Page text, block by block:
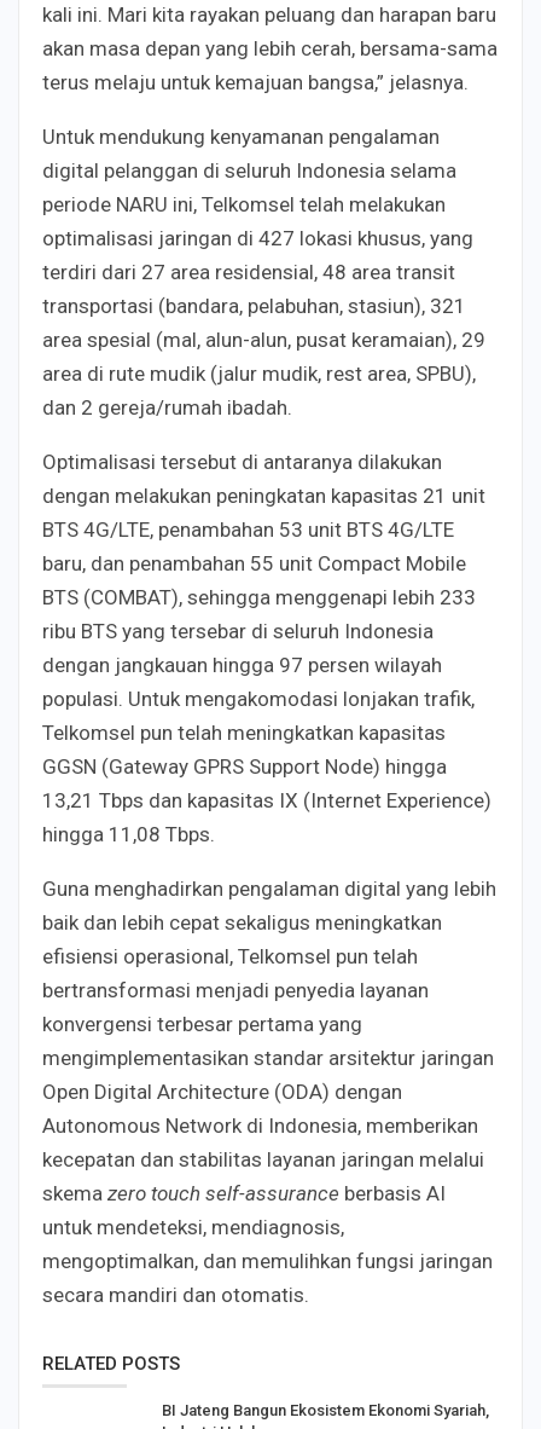
kali ini. Mari kita rayakan peluang dan harapan baru
akan masa depan yang lebih cerah, bersama-sama
terus melaju untuk kemajuan bangsa,” jelasnya.
Untuk mendukung kenyamanan pengalaman
digital pelanggan di seluruh Indonesia selama
periode NARU ini, Telkomsel telah melakukan
optimalisasi jaringan di 427 lokasi khusus, yang
terdiri dari 27 area residensial, 48 area transit
transportasi (bandara, pelabuhan, stasiun), 321
area spesial (mal, alun-alun, pusat keramaian), 29
area di rute mudik (jalur mudik, rest area, SPBU),
dan 2 gereja/rumah ibadah.
Optimalisasi tersebut di antaranya dilakukan
dengan melakukan peningkatan kapasitas 21 unit
BTS 4G/LTE, penambahan 53 unit BTS 4G/LTE
baru, dan penambahan 55 unit Compact Mobile
BTS (COMBAT), sehingga menggenapi lebih 233
ribu BTS yang tersebar di seluruh Indonesia
dengan jangkauan hingga 97 persen wilayah
populasi. Untuk mengakomodasi lonjakan trafik,
Telkomsel pun telah meningkatkan kapasitas
GGSN (Gateway GPRS Support Node) hingga
13,21 Tbps dan kapasitas IX (Internet Experience)
hingga 11,08 Tbps.
Guna menghadirkan pengalaman digital yang lebih
baik dan lebih cepat sekaligus meningkatkan
efisiensi operasional, Telkomsel pun telah
bertransformasi menjadi penyedia layanan
konvergensi terbesar pertama yang
mengimplementasikan standar arsitektur jaringan
Open Digital Architecture (ODA) dengan
Autonomous Network di Indonesia, memberikan
kecepatan dan stabilitas layanan jaringan melalui
skema zero touch self-assurance berbasis AI
untuk mendeteksi, mendiagnosis,
mengoptimalkan, dan memulihkan fungsi jaringan
secara mandiri dan otomatis.
RELATED POSTS
BI Jateng Bangun Ekosistem Ekonomi Syariah,